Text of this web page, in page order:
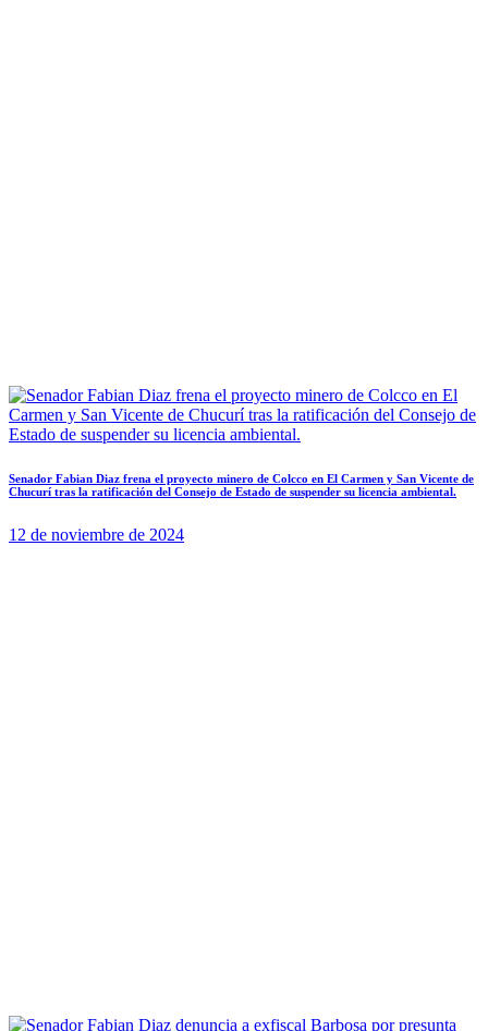
Senador Fabian Diaz frena el proyecto minero de Colcco en El Carmen y San Vicente de
Chucurí tras la ratificación del Consejo de Estado de suspender su licencia ambiental.
12 de noviembre de 2024